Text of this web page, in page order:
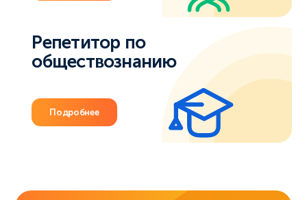
Репетитор по
обществознанию
Подробнее